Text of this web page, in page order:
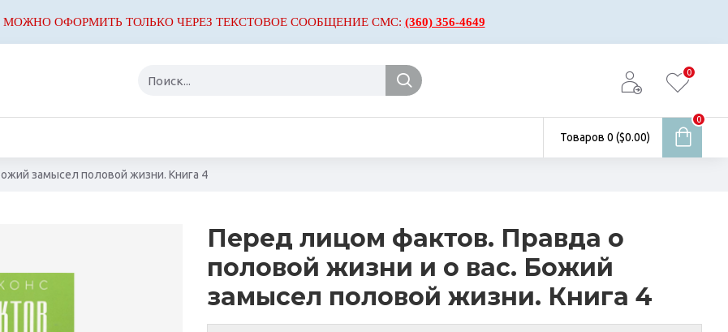
ОФОРМИТЬ ТОЛЬКО ЧЕРЕЗ ТЕКСТОВОЕ СООБЩЕНИЕ СМС: (360) 356-4649
0
Товаров 0 ($0.00)
0
замысел половой жизни. Книга 4
Перед лицом фактов. Правда о
половой жизни и о вас. Божий
замысел половой жизни. Книга 4